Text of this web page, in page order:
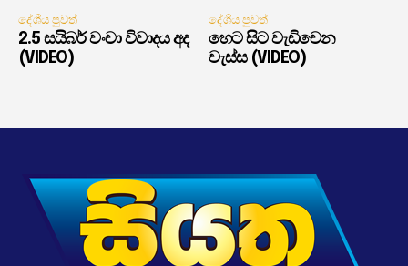
දේශීය පුවත්
2.5 සයිබර් වංචා විවාදය අද
(VIDEO)
දේශීය පුවත්
හෙට සිට වැඩිවෙන
වැස්ස (VIDEO)